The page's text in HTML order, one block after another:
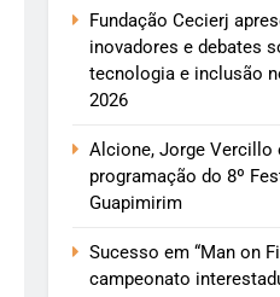
Fundação Cecierj
inovadores e debates
tecnologia e inclusão
2026
Alcione, Jorge Vercillo
programação do 8º
Guapimirim
Sucesso em “Man on
campeonato